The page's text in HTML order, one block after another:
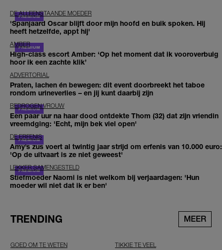
DE ALLEENSTAANDE MOEDER
'Spanjaard Oscar blijft door mijn hoofd en buik spoken. Hij
heeft hetzelfde, appt hij'
AMBER
High-class escort Amber: ‘Op het moment dat ik vooroverbuig
hoor ik een zachte klik’
ADVERTORIAL
Praten, lachen én bewegen: dit event doorbreekt het taboe
rondom urineverlies – en jij kunt daarbij zijn
BEDROGEN VROUW
Een paar uur na haar dood ontdekte Thom (32) dat zijn vriendin
vreemdging: 'Echt, mijn bek viel open'
DE ERFENIS
Amy’s zus voert al twintig jaar strijd om erfenis van 10.000 euro:
'Op de uitvaart is ze niet geweest'
LEKKER SAMENGESTELD
Stiefmoeder Naomi is niet welkom bij verjaardagen: 'Hun
moeder wil niet dat ik er ben'
TRENDING MEER
GOED OM TE WETEN TIKKIE TE VEEL